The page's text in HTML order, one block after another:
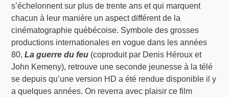
s’échelonnent sur plus de trente ans et qui marquent
chacun à leur manière un aspect différent de la
cinématographie québécoise. Symbole des grosses
productions internationales en vogue dans les années
80,La guerre du feu (coproduit par Denis Héroux et
John Kemeny), retrouve une seconde jeunesse à la télé
se depuis qu’une version HD a été rendue disponible il y
a quelques années. On reverra avec plaisir ce film